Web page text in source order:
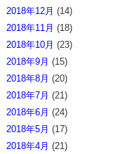
2018年12月 (14)
2018年11月 (18)
2018年10月 (23)
2018年9月 (15)
2018年8月 (20)
2018年7月 (21)
2018年6月 (24)
2018年5月 (17)
2018年4月 (21)